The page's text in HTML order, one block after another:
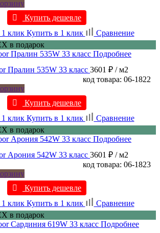
Купить дешевле
Купить в 1 клик
Сравнение
в подарок
Подробнее
Пралин 535W 33 класс 3601 ₽ / м2
код товара: 06-1822
Купить дешевле
Купить в 1 клик
Сравнение
в подарок
Подробнее
Арония 542W 33 класс 3601 ₽ / м2
код товара: 06-1823
Купить дешевле
Купить в 1 клик
Сравнение
в подарок
Подробнее